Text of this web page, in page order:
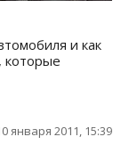
и как
которые
января 2011, 15:39